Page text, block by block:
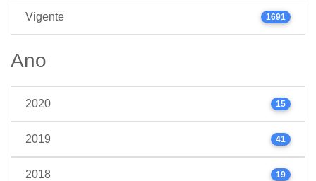
Vigente 1691
Ano
2020 15
2019 41
2018 19